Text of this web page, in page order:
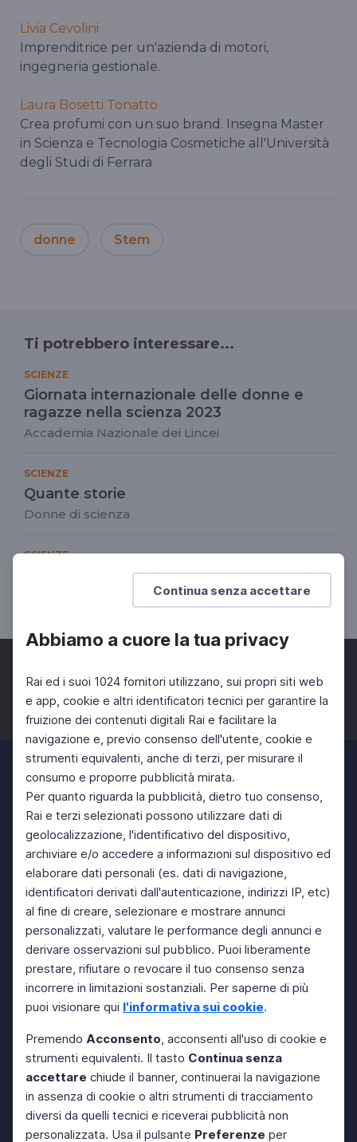
Continua senza accettare
Abbiamo a cuore la tua privacy
Rai ed i suoi 1024 fornitori utilizzano, sui propri siti web
e app, cookie e altri identificatori tecnici per garantire la
fruizione dei contenuti digitali Rai e facilitare la
navigazione e, previo consenso dell'utente, cookie e
strumenti equivalenti, anche di terzi, per misurare il
consumo e proporre pubblicità mirata.
Per quanto riguarda la pubblicità, dietro tuo consenso,
Rai e terzi selezionati possono utilizzare dati di
geolocalizzazione, l'identificativo del dispositivo,
archiviare e/o accedere a informazioni sul dispositivo ed
elaborare dati personali (es. dati di navigazione,
identificatori derivati dall'autenticazione, indirizzi IP, etc)
al fine di creare, selezionare e mostrare annunci
personalizzati, valutare le performance degli annunci e
derivare osservazioni sul pubblico. Puoi liberamente
prestare, rifiutare o revocare il tuo consenso senza
incorrere in limitazioni sostanziali. Per saperne di più
puoi visionare qui l'informativa sui cookie.
Premendo Acconsento, acconsenti all'uso di cookie e
strumenti equivalenti. Il tasto Continua senza
accettare chiude il banner, continuerai la navigazione
in assenza di cookie o altri strumenti di tracciamento
diversi da quelli tecnici e riceverai pubblicità non
personalizzata. Usa il pulsante Preferenze per
Livia Cevolini
Imprenditrice per un'azienda di motori,
ingegneria gestionale.
Laura Bosetti Tonatto
Crea profumi con un suo brand. Insegna Master
in Scienza e Tecnologia Cosmetiche all'Università
degli Studi di Ferrara
donne Stem
Ti potrebbero interessare...
SCIENZE
Giornata internazionale delle donne e
ragazze nella scienza 2023
Accademia Nazionale dei Lincei
SCIENZE
Quante storie
Donne di scienza
SCIENZE
ConverseRai: Fabiola Gianotti
La prima donna alla guida del CERN
Facebook Twitter Instagram